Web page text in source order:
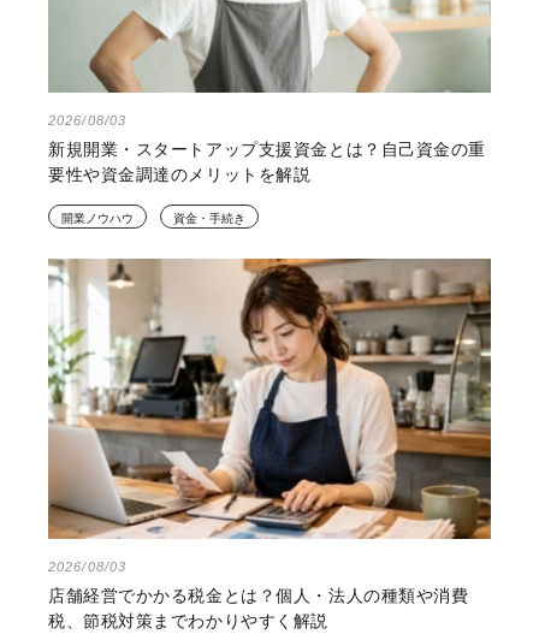
2026/08/03
新規開業・スタートアップ支援資金とは？自己資金の重
要性や資金調達のメリットを解説
開業ノウハウ 資金・手続き
2026/08/03
店舗経営でかかる税金とは？個人・法人の種類や消費
税、節税対策までわかりやすく解説